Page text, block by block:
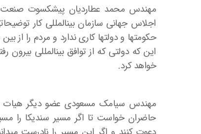
مهندس محمد عطاردیان پیشکسوت صنعت
اجلاس جهانی سازمان بین­المللی کار
حکومتها و دولتها کاری ندارد و مردم را از
این که دولتی که از توافق بین­المللی بیرون
خواهد کرد.
مهندس سیامک مسعودی عضو دیگر هیات
حاضران خواست تا اگر مسیر سندیکا را